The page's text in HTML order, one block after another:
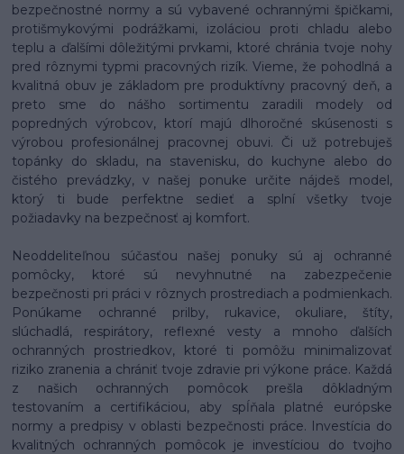
bezpečnostné normy a sú vybavené ochrannými špičkami,
protišmykovými podrážkami, izoláciou proti chladu alebo
teplu a ďalšími dôležitými prvkami, ktoré chránia tvoje nohy
pred rôznymi typmi pracovných rizík. Vieme, že pohodlná a
kvalitná obuv je základom pre produktívny pracovný deň, a
preto sme do nášho sortimentu zaradili modely od
popredných výrobcov, ktorí majú dlhoročné skúsenosti s
výrobou profesionálnej pracovnej obuvi. Či už potrebuješ
topánky do skladu, na stavenisku, do kuchyne alebo do
čistého prevádzky, v našej ponuke určite nájdeš model,
ktorý ti bude perfektne sedieť a splní všetky tvoje
požiadavky na bezpečnosť aj komfort.
Neoddeliteľnou súčasťou našej ponuky sú aj ochranné
pomôcky, ktoré sú nevyhnutné na zabezpečenie
bezpečnosti pri práci v rôznych prostrediach a podmienkach.
Ponúkame ochranné prilby, rukavice, okuliare, štíty,
slúchadlá, respirátory, reflexné vesty a mnoho ďalších
ochranných prostriedkov, ktoré ti pomôžu minimalizovať
riziko zranenia a chrániť tvoje zdravie pri výkone práce. Každá
z našich ochranných pomôcok prešla dôkladným
testovaním a certifikáciou, aby spĺňala platné európske
normy a predpisy v oblasti bezpečnosti práce. Investícia do
kvalitných ochranných pomôcok je investíciou do tvojho